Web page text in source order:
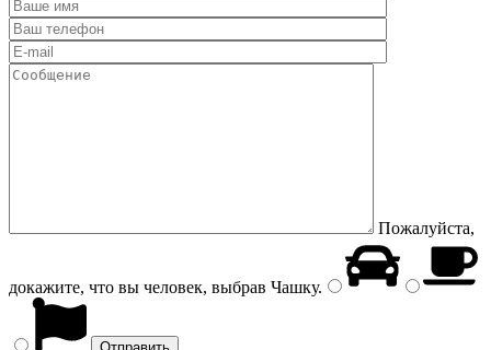
Пожалуйста,
докажите, что вы человек, выбрав Чашку.